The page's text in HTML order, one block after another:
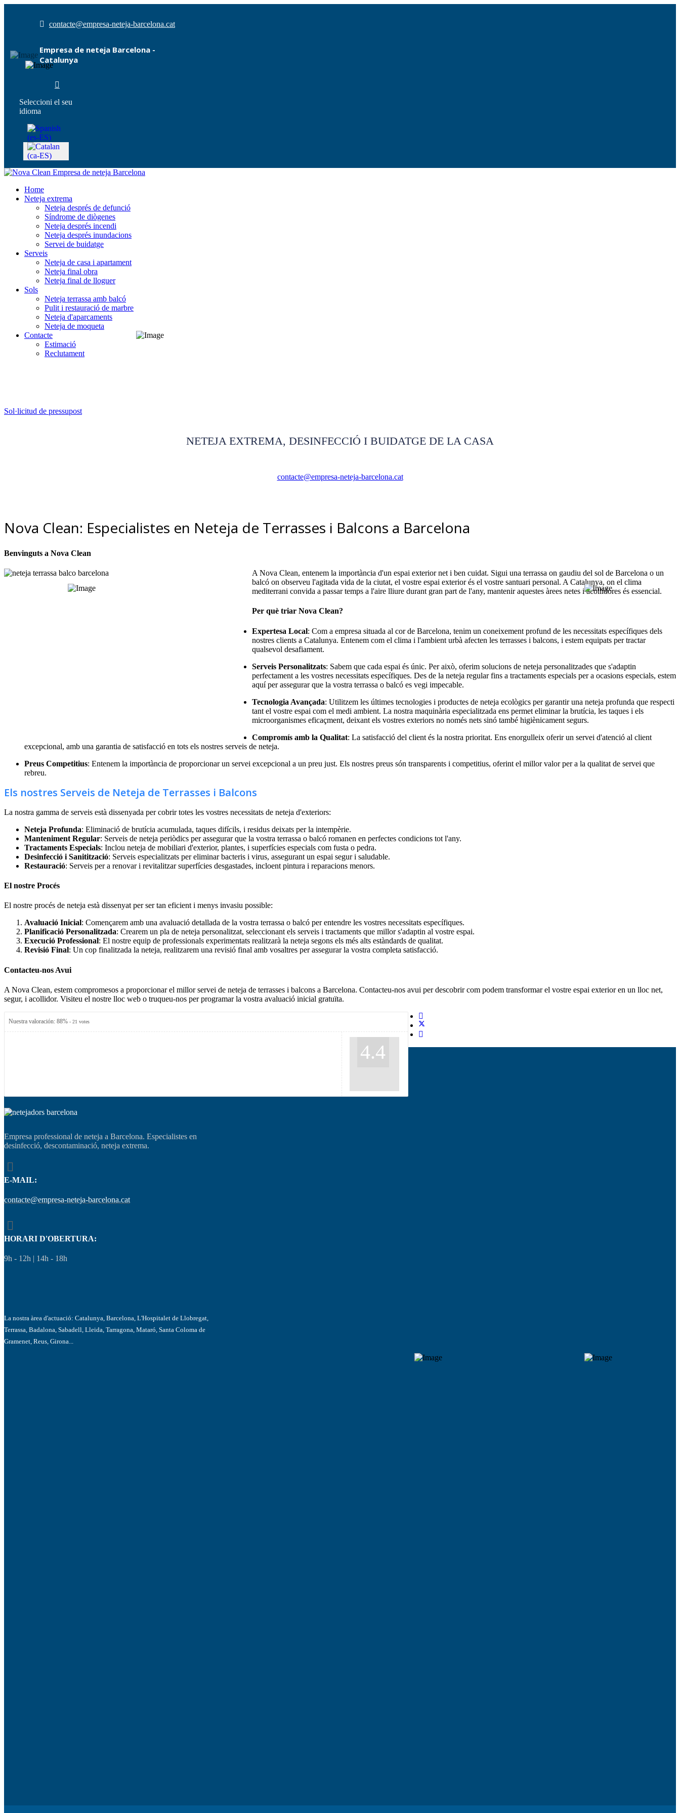
contacte@empresa-neteja-barcelona.cat
Empresa de neteja Barcelona -
Catalunya
Seleccioni el seu
idioma
Home
Neteja extrema
Neteja després de defunció
Síndrome de diògenes
Neteja després incendi
Neteja després inundacions
Servei de buidatge
Serveis
Neteja de casa i apartament
Neteja final obra
Neteja final de lloguer
Sols
Neteja terrassa amb balcó
Pulit i restauració de marbre
Neteja d'aparcaments
Neteja de moqueta
Contacte
Estimació
Reclutament
Sol·licitud de pressupost
NETEJA EXTREMA, DESINFECCIÓ I BUIDATGE DE LA CASA
contacte@empresa-neteja-barcelona.cat
Nova Clean: Especialistes en Neteja de Terrasses i Balcons a Barcelona
Benvinguts a Nova Clean
A Nova Clean, entenem la importància d'un espai exterior net i ben cuidat. Sigui una terrassa on gaudiu del sol de Barcelona o un
balcó on observeu l'agitada vida de la ciutat, el vostre espai exterior és el vostre santuari personal. A Catalunya, on el clima
mediterrani convida a passar temps a l'aire lliure durant gran part de l'any, mantenir aquestes àrees netes i acollidores és essencial.
Per què triar Nova Clean?
Expertesa Local: Com a empresa situada al cor de Barcelona, tenim un coneixement profund de les necessitats específiques dels
nostres clients a Catalunya. Entenem com el clima i l'ambient urbà afecten les terrasses i balcons, i estem equipats per tractar
qualsevol desafiament.
Serveis Personalitzats: Sabem que cada espai és únic. Per això, oferim solucions de neteja personalitzades que s'adaptin
perfectament a les vostres necessitats específiques. Des de la neteja regular fins a tractaments especials per a ocasions especials, estem
aquí per assegurar que la vostra terrassa o balcó es vegi impecable.
Tecnologia Avançada: Utilitzem les últimes tecnologies i productes de neteja ecològics per garantir una neteja profunda que respecti
tant el vostre espai com el medi ambient. La nostra maquinària especialitzada ens permet eliminar la brutícia, les taques i els
microorganismes eficaçment, deixant els vostres exteriors no només nets sinó també higiènicament segurs.
Compromís amb la Qualitat: La satisfacció del client és la nostra prioritat. Ens enorgulleix oferir un servei d'atenció al client
excepcional, amb una garantia de satisfacció en tots els nostres serveis de neteja.
Preus Competitius: Entenem la importància de proporcionar un servei excepcional a un preu just. Els nostres preus són transparents i competitius, oferint el millor valor per a la qualitat de servei que
rebreu.
Els nostres Serveis de Neteja de Terrasses i Balcons
La nostra gamma de serveis està dissenyada per cobrir totes les vostres necessitats de neteja d'exteriors:
Neteja Profunda: Eliminació de brutícia acumulada, taques difícils, i residus deixats per la intempèrie.
Manteniment Regular: Serveis de neteja periòdics per assegurar que la vostra terrassa o balcó romanen en perfectes condicions tot l'any.
Tractaments Especials: Inclou neteja de mobiliari d'exterior, plantes, i superfícies especials com fusta o pedra.
Desinfecció i Sanitització: Serveis especialitzats per eliminar bacteris i virus, assegurant un espai segur i saludable.
Restauració: Serveis per a renovar i revitalitzar superfícies desgastades, incloent pintura i reparacions menors.
El nostre Procés
El nostre procés de neteja està dissenyat per ser tan eficient i menys invasiu possible:
Avaluació Inicial: Començarem amb una avaluació detallada de la vostra terrassa o balcó per entendre les vostres necessitats específiques.
Planificació Personalitzada: Crearem un pla de neteja personalitzat, seleccionant els serveis i tractaments que millor s'adaptin al vostre espai.
Execució Professional: El nostre equip de professionals experimentats realitzarà la neteja segons els més alts estàndards de qualitat.
Revisió Final: Un cop finalitzada la neteja, realitzarem una revisió final amb vosaltres per assegurar la vostra completa satisfacció.
Contacteu-nos Avui
A Nova Clean, estem compromesos a proporcionar el millor servei de neteja de terrasses i balcons a Barcelona. Contacteu-nos avui per descobrir com podem transformar el vostre espai exterior en un lloc net,
segur, i acollidor. Visiteu el nostre lloc web o truqueu-nos per programar la vostra avaluació inicial gratuïta.
Nuestra valoración: 88% - 21 votes
4.4
Empresa professional de neteja a Barcelona. Especialistes en
desinfecció, descontaminació, neteja extrema.
E-MAIL:
contacte@empresa-neteja-barcelona.cat
HORARI D'OBERTURA:
9h - 12h | 14h - 18h
La nostra àrea d'actuació: Catalunya, Barcelona, L'Hospitalet de Llobregat,
Terrassa, Badalona, Sabadell, Lleida, Tarragona, Mataró, Santa Coloma de
Gramenet, Reus, Girona...